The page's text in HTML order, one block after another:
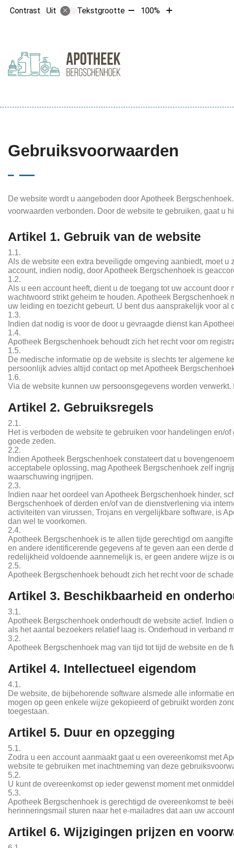
Contrast Uit Tekstgrootte Tekst100%
Tekst
Gebruiksvoorwaarden
De website wordt u aangeboden door Apotheek
voorwaarden verbonden. Door de website te gebruiken, gaat u
Artikel 1. Gebruik van de website
1.1.
Als de website een extra beveiligde omgeving aanbiedt, moet
account, indien nodig, door Apotheek Bergschenhoek is
1.2.
Als u een account heeft, dient u de toegang tot uw account
wachtwoord strikt geheim te houden. Apotheek
uw leiding en toezicht gebeurt. U bent dus aansprakelijk voor
1.3.
Indien dat nodig is voor de door u gevraagde dienst kan
1.4.
Apotheek Bergschenhoek behoudt zich het recht voor om
1.5.
De medische informatie op de website is slechts ter algemene
persoonlijk advies altijd contact op met Apotheek
1.6.
Via de website kunnen uw persoonsgegevens worden
Artikel 2. Gebruiksregels
2.1.
Het is verboden de website te gebruiken voor handelingen en/
goede zeden.
2.2.
Indien Apotheek Bergschenhoek constateert dat u
acceptabele oplossing, mag Apotheek Bergschenhoek zelf
waarschuwing ingrijpen.
2.3.
Indien naar het oordeel van Apotheek Bergschenhoek hinder,
Bergschenhoek of derden en/of van de dienstverlening via
activiteiten van virussen, Trojans en vergelijkbare software, is
dan wel te voorkomen.
2.4.
Apotheek Bergschenhoek is te allen tijde gerechtigd om
en andere identificerende gegevens af te geven aan een derde
redelijkheid voldoende aannemelijk is, er geen andere wijze is
2.5.
Apotheek Bergschenhoek behoudt zich het recht voor de
Artikel 3. Beschikbaarheid en
3.1.
Apotheek Bergschenhoek onderhoudt de website actief. Indien
als het aantal bezoekers relatief laag is. Onderhoud in verband
3.2.
Apotheek Bergschenhoek mag van tijd tot tijd de website en de
Artikel 4. Intellectueel eigendom
4.1.
De website, de bijbehorende software alsmede alle informatie
mogen op geen enkele wijze gekopieerd of gebruikt worden
toegestaan.
Artikel 5. Duur en opzegging
5.1.
Zodra u een account aanmaakt gaat u een overeenkomst met
website te gebruiken met inachtneming van deze
5.2.
U kunt de overeenkomst op ieder gewenst moment met
5.3.
Apotheek Bergschenhoek is gerechtigd de overeenkomst te
herinneringsmail sturen naar het e-mailadres dat aan uw
Artikel 6. Wijzigingen prijzen en